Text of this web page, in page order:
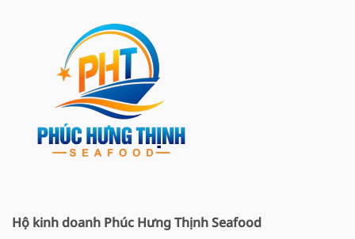
Hộ kinh doanh Phúc Hưng Thịnh Seafood